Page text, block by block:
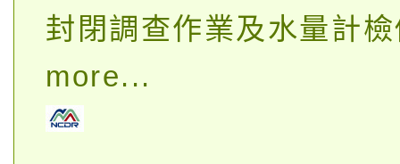
封閉調查作業及水量計
more...